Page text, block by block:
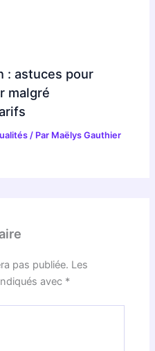
: astuces pour
malgré
/ Par Maëlys Gauthier
pas publiée. Les
avec *